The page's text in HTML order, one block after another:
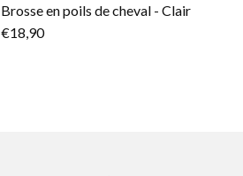
Brosse en poils de cheval - Clair
€18,90